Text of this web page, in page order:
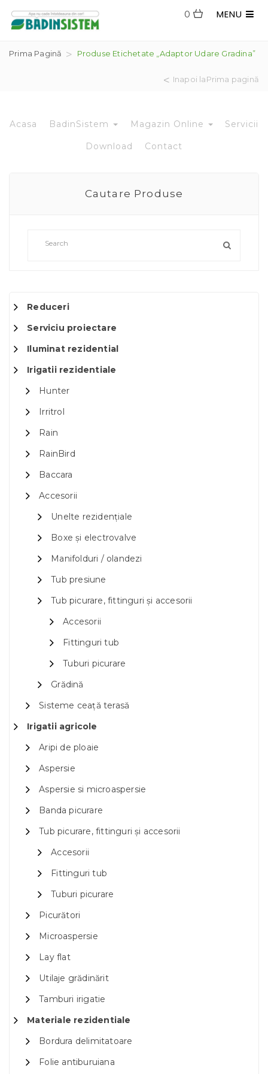
MENU
0
Prima Pagină Produse Etichetate „adaptor Udare Gradina”
Inapoi laPrima pagină
Acasa BadinSistem Magazin Online Servicii
Download Contact
Cautare Produse
Reduceri
Serviciu proiectare
Iluminat rezidential
Irigatii rezidentiale
Hunter
Irritrol
Rain
RainBird
Baccara
Accesorii
Unelte rezidențiale
Boxe și electrovalve
Manifolduri / olandezi
Tub presiune
Tub picurare, fittinguri și accesorii
Accesorii
Fittinguri tub
Tuburi picurare
Grădină
Sisteme ceață terasă
Irigatii agricole
Aripi de ploaie
Aspersie
Aspersie si microaspersie
Banda picurare
Tub picurare, fittinguri și accesorii
Accesorii
Fittinguri tub
Tuburi picurare
Picurători
Microaspersie
Lay flat
Utilaje grădinărit
Tamburi irigatie
Materiale rezidentiale
Bordura delimitatoare
Folie antiburuiana